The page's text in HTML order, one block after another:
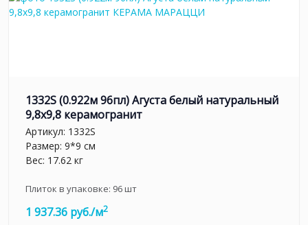
1332S (0.922м 96пл) Агуста белый натуральный
9,8х9,8 керамогранит
Артикул: 1332S
Размер: 9*9 см
Вес: 17.62 кг
Плиток в упаковке: 96шт
1 937.36 руб./м2